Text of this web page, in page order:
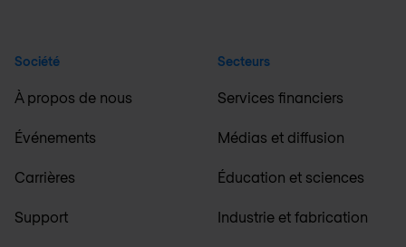
Société
À propos de nous
Événements
Carrières
Support
Secteurs
Services financiers
Médias et diffusion
Éducation et sciences
Industrie et fabrication